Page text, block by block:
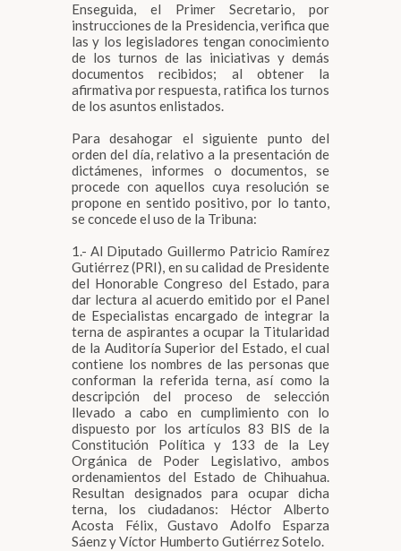
Enseguida, el Primer Secretario, por
instrucciones de la Presidencia, verifica que
las y los legisladores tengan conocimiento
de los turnos de las iniciativas y demás
documentos recibidos; al obtener la
afirmativa por respuesta, ratifica los turnos
de los asuntos enlistados.
Para desahogar el siguiente punto del
orden del día, relativo a la presentación de
dictámenes, informes o documentos, se
procede con aquellos cuya resolución se
propone en sentido positivo, por lo tanto,
se concede el uso de la Tribuna:
1.- Al Diputado Guillermo Patricio Ramírez
Gutiérrez (PRI), en su calidad de Presidente
del Honorable Congreso del Estado, para
dar lectura al acuerdo emitido por el Panel
de Especialistas encargado de integrar la
terna de aspirantes a ocupar la Titularidad
de la Auditoría Superior del Estado, el cual
contiene los nombres de las personas que
conforman la referida terna, así como la
descripción del proceso de selección
llevado a cabo en cumplimiento con lo
dispuesto por los artículos 83 BIS de la
Constitución Política y 133 de la Ley
Orgánica de Poder Legislativo, ambos
ordenamientos del Estado de Chihuahua.
Resultan designados para ocupar dicha
terna, los ciudadanos: Héctor Alberto
Acosta Félix, Gustavo Adolfo Esparza
Sáenz y Víctor Humberto Gutiérrez Sotelo.